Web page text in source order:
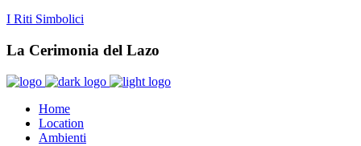
I Riti Simbolici
La Cerimonia del Lazo
Home
Location
Ambienti